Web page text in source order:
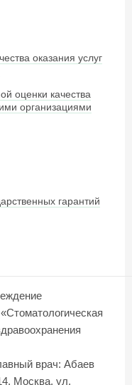
оказания услуг
оценки качества
организациями
гарантий
врач: Абаев
Москва, ул.